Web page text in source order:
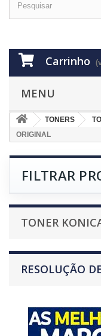
Carrinho
MENU
TONERS
ORIGINAL
FILTRAR
TONER
RESOLUÇÃO